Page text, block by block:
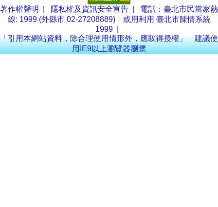
著作權聲明 隱私權及資訊安全宣告 | 電話：臺北市民當家熱
線: 1999 (外縣市 02-27208889) 或用利用 臺北市陳情系統
1999
「引用本網站資料，除合理使用情形外，應取得授權」 建議使
用IE9以上瀏覽器瀏覽